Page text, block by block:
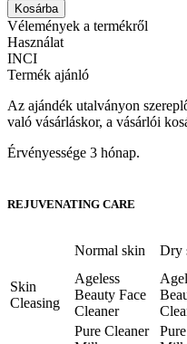
Kosárba
Vélemények a termékről
Használat
INCI
Termék ajánló
Az ajándék utalványon
való vásárláskor, a vásárlói
Érvényessége 3 hónap.
REJUVENATING CARE
Normal skin Dry
Skin
Cleasing
Ageless
Beauty Face
Cleaner
Pure Cleaner